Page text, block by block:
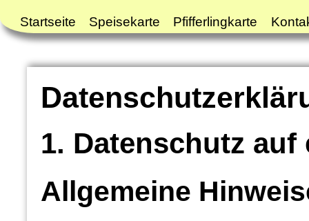
Startseite Speisekarte Pfifferlingkarte
1. Datenschutz
Allgemeine